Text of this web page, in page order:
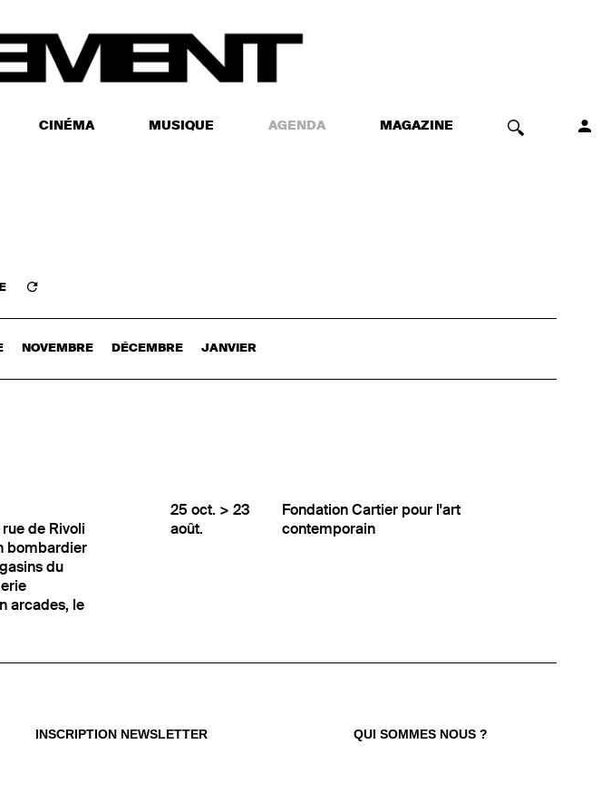
CINÉMA MUSIQUE AGENDA MAGAZINE
OÙ TROUVER VOTRE N° ?
NOVEMBRE DÉCEMBRE JANVIER
de Rivoli
bombardier
du
arcades, le
25 oct. > 23
août.
Fondation Cartier pour l'art
contemporain
INSCRIPTION NEWSLETTER QUI SOMMES NOUS ?